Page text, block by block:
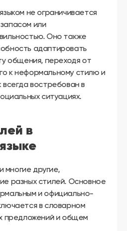
не ограничивается
или
Оно также
адаптировать
общения, переходя от
к неформальному стилю и
востребован в
ситуациях.
в
многие другие,
разных стилей. Основное
и официально-
в словарном
предложений и общем